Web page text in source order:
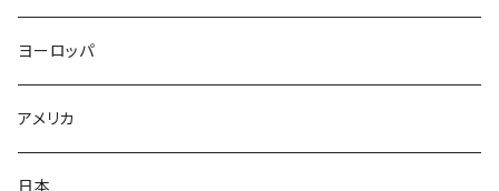
ヨーロッパ
アメリカ
日本